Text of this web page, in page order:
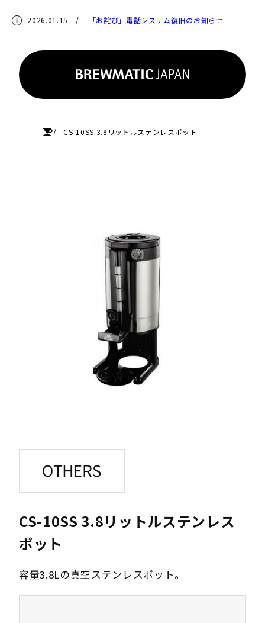
2026.01.15 / 「お詫び」電話システム復旧のお知らせ
HOMECS-10SS 3.8リットルステンレスポット
CS-10SS 3.8リットルステンレス
ポット
容量3.8Lの真空ステンレスポット。